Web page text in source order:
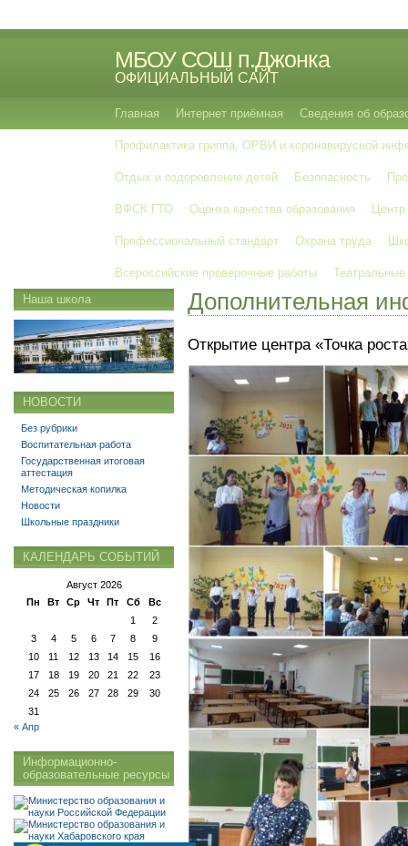
МБОУ СОШ п.Джонка
ОФИЦИАЛЬНЫЙ САЙТ
Главная Интернет приёмная Сведения об
Профилактика гриппа, ОРВИ и коронавирусной
Отдых и оздоровление детей Безопасность
ВФСК ГТО Оценка качества образования Центр
Профессиональный стандарт Охрана труда
Всероссийские проверочные работы Театральные
Дополнительная
Открытие центра «Точка
Наша школа
НОВОСТИ
Без рубрики
Воспитательная работа
Государственная итоговая
аттестация
Методическая копилка
Новости
Школьные праздники
КАЛЕНДАРЬ СОБЫТИЙ
Август 2026
Пн
Вт Ср Чт Пт Сб
Вс
1
2
3
4 5 6 7 8
9
10
11 12 13 14 15
16
17
18 19 20 21 22
23
24
25 26 27 28 29
30
31
« Апр
Информационно-
образовательные ресурсы